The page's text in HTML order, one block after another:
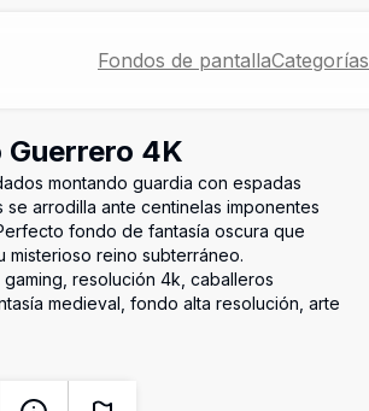
Fondos de pantallaCategorías
4K
montando guardia con espadas
arrodilla ante centinelas imponentes
fondo de fantasía oscura que
misterioso reino subterráneo.
resolución 4k, caballeros
medieval, fondo alta resolución, arte